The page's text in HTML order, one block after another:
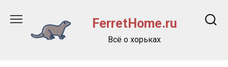
содержанию
FerretHome.ru
Всё о хорьках